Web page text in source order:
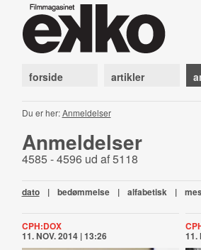
forside artikler
Du er her:Anmeldelser
Anmeldelser
4585 - 4596 ud af 5118
dato | bedømmelse | alfabetisk |
CPH:DOX
11. NOV. 2014 | 13:26 11.